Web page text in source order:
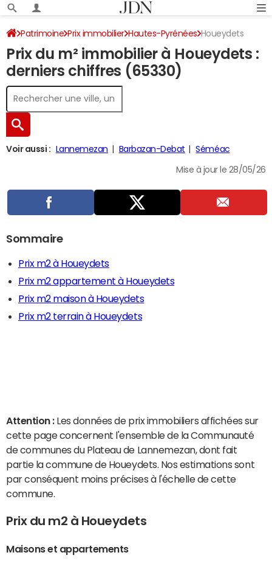
Patrimoine Prix immobilier Hautes-Pyrénées Houeydets
Prix du m² immobilier à Houeydets :
derniers chiffres (65330)
Voir aussi : Lannemezan Barbazan-Debat Séméac
Mise à jour le 28/05/26
Sommaire
Prix m2 à Houeydets
Prix m2 appartement à Houeydets
Prix m2 maison à Houeydets
Prix m2 terrain à Houeydets
Attention : Les données de prix immobiliers affichées sur
cette page concernent l'ensemble de la Communauté
de communes du Plateau de Lannemezan, dont fait
partie la commune de Houeydets. Nos estimations sont
par conséquent moins précises à l'échelle de cette
commune.
Prix du m2 à Houeydets
Maisons et appartements